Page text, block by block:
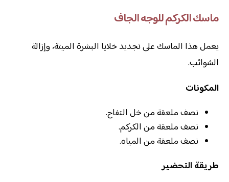
ماسك الكركم للوجه الجاف
يعمل هذا الماسك على تجديد خلايا البشرة الميتة، وإزالة
الشوائب.
المكونات
نصف ملعقة من خل التفاح.
نصف ملعقة من الكركم.
نصف ملعقة من المياه.
طريقة التحضير